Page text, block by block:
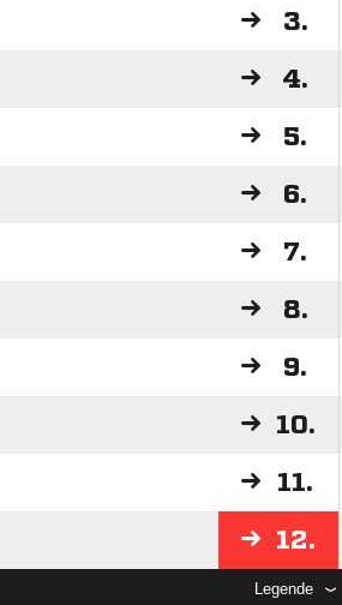
3.
4.
5.
6.
7.
8.
9.
10.
11.
12.
Legende